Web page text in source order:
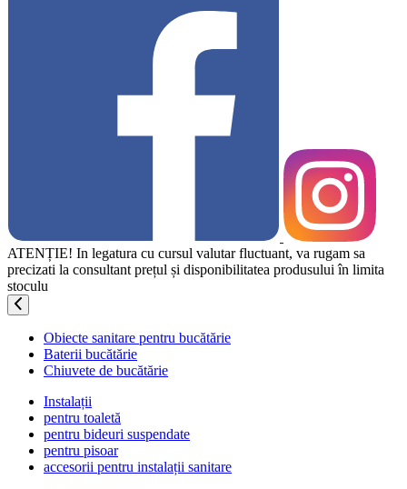
ATENȚIE! In legatura cu cursul valutar fluctuant, va rugam sa
precizati la consultant prețul și disponibilitatea produsului în limita
stoculu
Obiecte sanitare pentru bucătărie
Baterii bucătărie
Chiuvete de bucătărie
Instalații
pentru toaletă
pentru bideuri suspendate
pentru pisoar
accesorii pentru instalații sanitare